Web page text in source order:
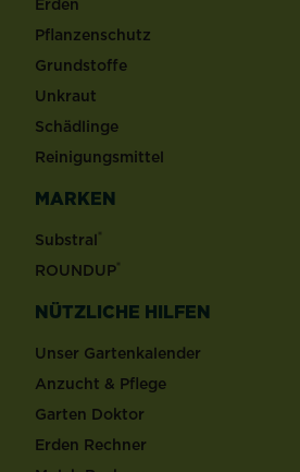
Pflanzenschutz
Grundstoffe
Unkraut
Schädlinge
Reinigungsmittel
MARKEN
Substral®
ROUNDUP®
NÜTZLICHE HILFEN
Unser Gartenkalender
Anzucht & Pflege
Garten Doktor
Erden Rechner